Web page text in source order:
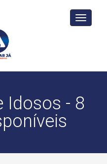
Toggle
Idosos - 8